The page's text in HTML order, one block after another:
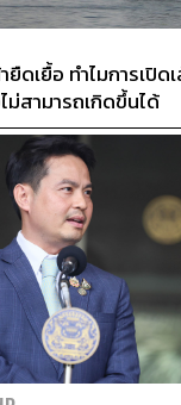
ดเยื้อ ทำไมการเปิด
ม่สามารถเกิดขึ้นได้